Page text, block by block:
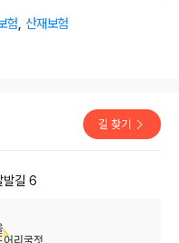
험 산재보험
길 찾기
발길 6